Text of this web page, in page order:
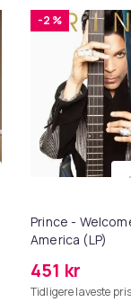
Eilish -
-2 %
Prince -
America (LP)
451 kr
Tidligere laveste